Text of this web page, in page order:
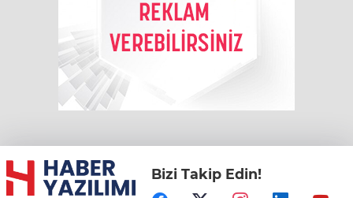
Bizi Takip Edin!